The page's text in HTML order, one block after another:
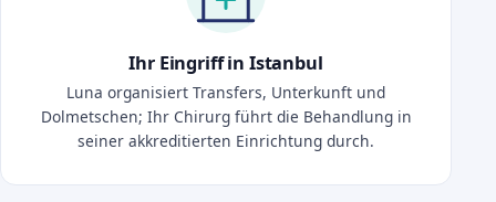
Ihr Eingriff in Istanbul
Luna organisiert Transfers, Unterkunft und
Dolmetschen; Ihr Chirurg führt die Behandlung in
seiner akkreditierten Einrichtung durch.